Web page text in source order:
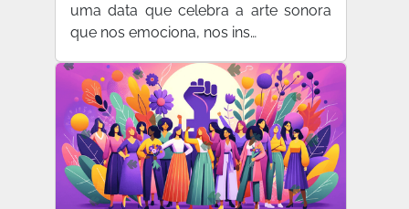
uma data que celebra a arte sonora
que nos emociona, nos ins…